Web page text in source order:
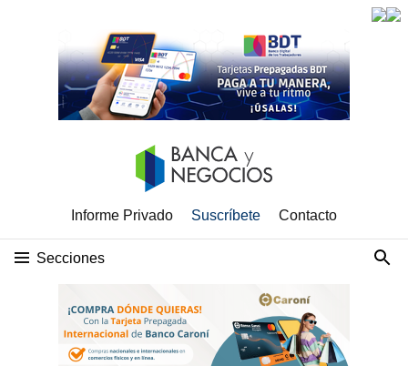
Informe Privado Suscríbete Contacto
Secciones